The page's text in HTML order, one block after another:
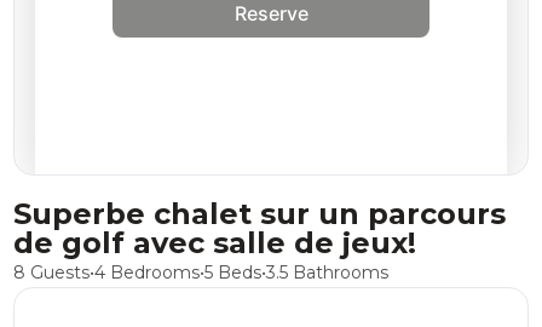
Superbe chalet sur un parcours
de golf avec salle de jeux!
8 Guests•4 Bedrooms•5 Beds•3.5 Bathrooms
Reserve